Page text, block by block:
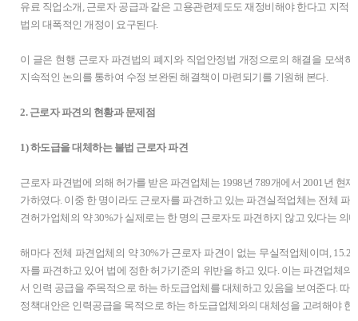
유료 직업소개, 근로자 공급과 같은 고용관련제도도 재정비해야 한다고 지적
법의 대폭적인 개정이 요구된다.
이 글은 현행 근로자 파견법의 폐지와 직업안정법 개정으로의 해결을 모색
지속적인 논의를 통하여 수정 보완된 해결책이 마련되기를 기원해 본다.
2. 근로자 파견의 현황과 문제점
1) 하도급을 대체하는 불법 근로자 파견
근로자 파견법에 의해 허가를 받은 파견업체는 1998년 789개에서 2001년 현
가하였다. 이중 한 명이라도 근로자를 파견하고 있는 파견실적업체는 전체 파
견허가업체의 약 30%가 실제로는 한 명의 근로자도 파견하지 않고 있다는 의
해마다 전체 파견업체의 약 30%가 근로자 파견이 없는 무실적업체이며,
자를 파견하고 있어 법에 정한 허가기준의 위반을 하고 있다. 이는 파견업체
서 인력 공급을 주목적으로 하는 하도급업체를 대체하고 있음을 보여준다. 따
정책대안은 인력공급을 목적으로 하는 하도급업체와의 대체성을 고려해야 한